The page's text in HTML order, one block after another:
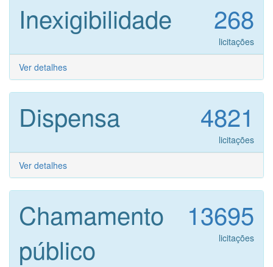
Inexigibilidade 268
licitações
Ver detalhes
Dispensa 4821
licitações
Ver detalhes
Chamamento
público
13695
licitações